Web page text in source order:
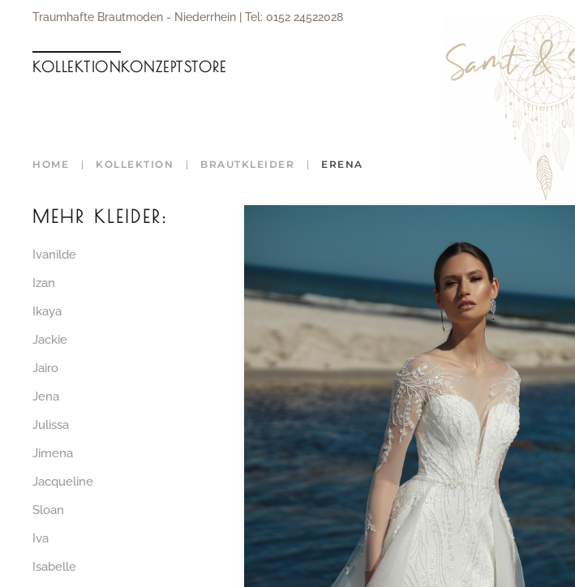
Traumhafte Brautmoden - Niederrhein | Tel: 0152 24522028
KOLLEKTIONKONZEPTSTORE
HOME KOLLEKTION BRAUTKLEIDER ERENA
MEHR KLEIDER:
Ivanilde
Izan
Ikaya
Jackie
Jairo
Jena
Julissa
Jimena
Jacqueline
Sloan
Iva
Isabelle